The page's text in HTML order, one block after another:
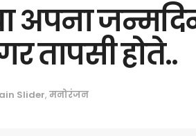
अपना
तापसी होते..
Slider, मनोरंजन